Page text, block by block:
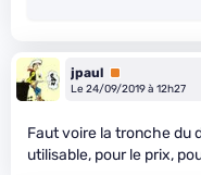
jpaul Premium
Le 24/09/2019 à 12h27
Faut voire la tronche du
utilisable, pour le prix,